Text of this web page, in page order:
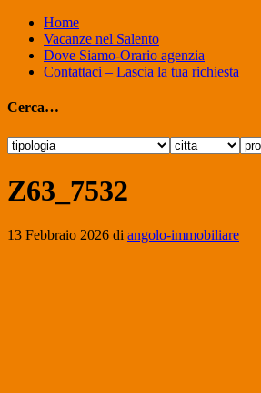
Home
Vacanze nel Salento
Dove Siamo-Orario agenzia
Contattaci – Lascia la tua richiesta
Cerca…
Z63_7532
13 Febbraio 2026 di angolo-immobiliare